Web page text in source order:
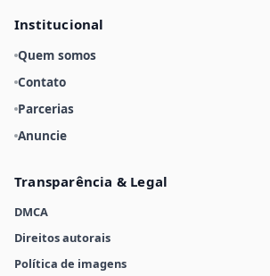
Institucional
Quem somos
Contato
Parcerias
Anuncie
Transparência & Legal
DMCA
Direitos autorais
Política de imagens